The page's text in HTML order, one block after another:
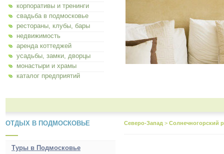
корпоративы и тренинги
свадьба в подмосковье
рестораны, клубы, бары
недвижимость
аренда коттеджей
усадьбы, замки, дворцы
монастыри и храмы
каталог предприятий
ОТДЫХ В ПОДМОСКОВЬЕ
Туры в Подмосковье
Северо-Запад > Солнечногорский